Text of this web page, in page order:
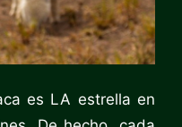
es LA estrella en